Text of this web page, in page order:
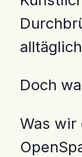
Doch
Was wir